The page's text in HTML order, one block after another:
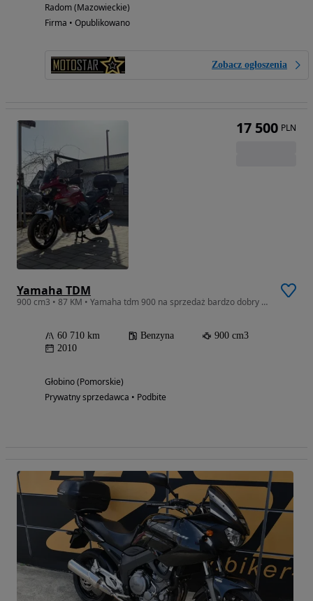
Radom (Mazowieckie)
Firma • Opublikowano
Zobacz ogłoszenia
Yamaha TDM
900 cm3 • 87 KM • Yamaha tdm 900 na sprzedaż bardzo dobry stan
60 710 km Benzyna
900 cm3
2010
Głobino (Pomorskie)
Prywatny sprzedawca • Podbite
17 500 PLN